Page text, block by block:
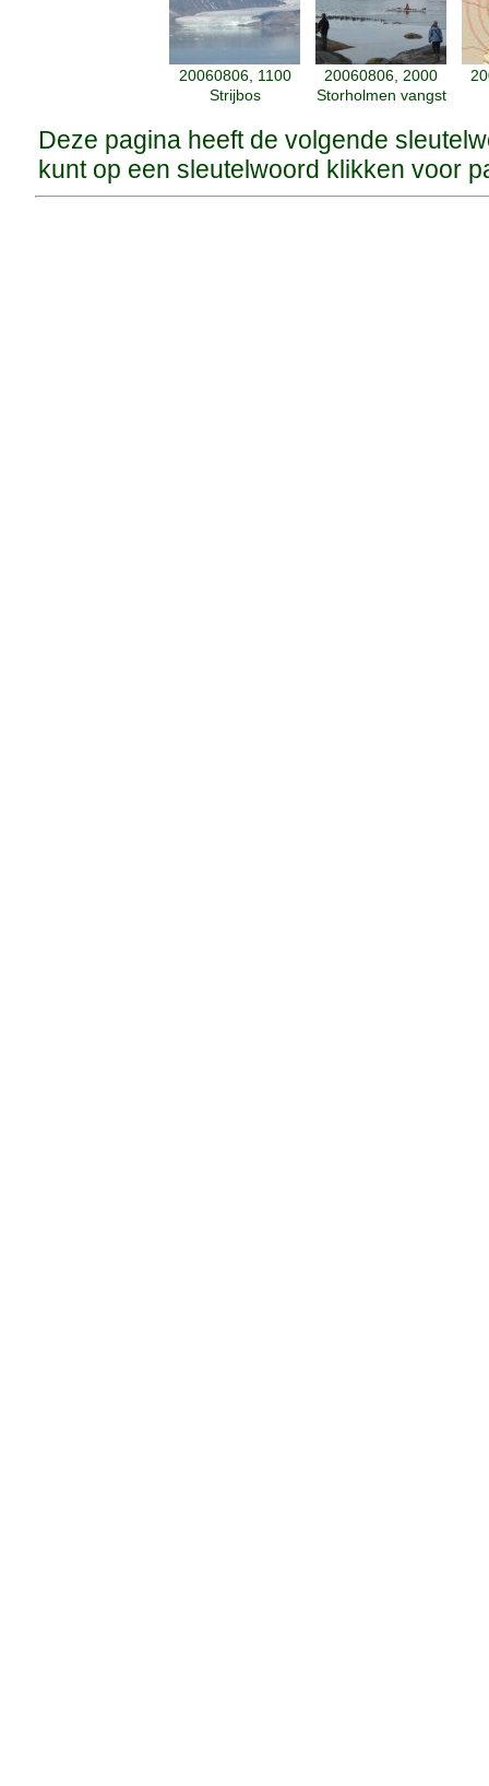
20060806, 1100 20060806, 2000
Strijbos
Storholmen vangst
Deze pagina heeft de volgende
kunt op een sleutelwoord klikken voor